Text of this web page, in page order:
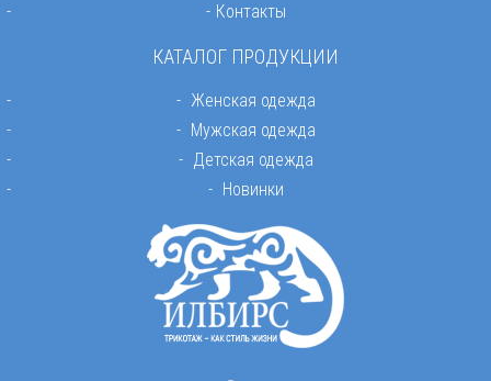
Контакты
КАТАЛОГ ПРОДУКЦИИ
Женская одежда
Мужская одежда
Детская одежда
Новинки